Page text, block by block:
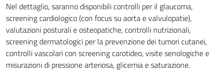
Nel dettaglio, saranno disponibili controlli per il glaucoma,
screening cardiologico (con focus su aorta e valvulopatie),
valutazioni posturali e osteopatiche, controlli nutrizionali,
screening dermatologici per la prevenzione dei tumori cutanei,
controlli vascolari con screening carotideo, visite senologiche e
misurazioni di pressione arteriosa, glicemia e saturazione.